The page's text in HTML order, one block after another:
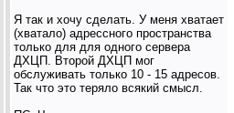
Я так и хочу сделать. У меня хватает
(хватало) адрессного пространства
только для для одного сервера
ДХЦП. Второй ДХЦП мог
обслуживать только 10 - 15 адресов.
Так что это теряло всякий смысл.